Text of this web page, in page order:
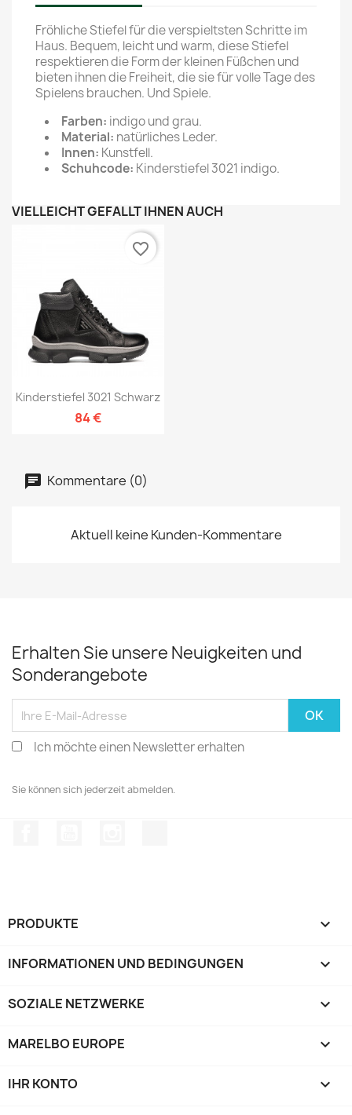
Fröhliche Stiefel für die verspieltsten Schritte im
Haus. Bequem, leicht und warm, diese Stiefel
respektieren die Form der kleinen Füßchen und
bieten ihnen die Freiheit, die sie für volle Tage des
Spielens brauchen. Und Spiele.
Farben: indigo und grau.
Material: natürliches Leder.
Innen: Kunstfell.
Schuhcode: Kinderstiefel 3021 indigo.
VIELLEICHT GEFÄLLT IHNEN AUCH
Kinderstiefel 3021 Schwarz
84 €
favorite_border
Kommentare (0)
Aktuell keine Kunden-Kommentare
Erhalten Sie unsere Neuigkeiten und
Sonderangebote
Ich möchte einen Newsletter erhalten
Sie können sich jederzeit abmelden.
PRODUKTE 
INFORMATIONEN UND BEDINGUNGEN 
SOZIALE NETZWERKE 
MARELBO EUROPE 
IHR KONTO 